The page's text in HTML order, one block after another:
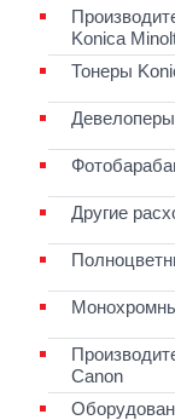
Konica
Тонеры
Другие
Canon